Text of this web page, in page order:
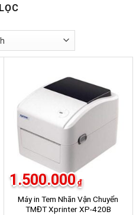
LỌC
Máy in Tem Nhãn Vận Chuyển
TMĐT Xprinter XP-420B
1.500.000 ₫